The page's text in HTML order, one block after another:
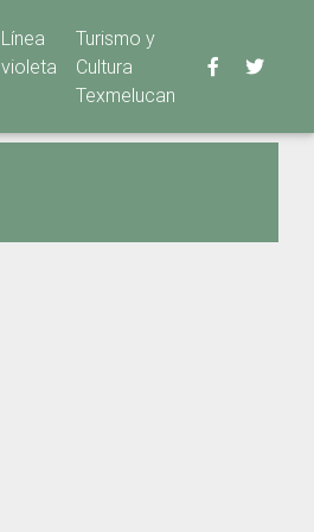
Línea
violeta
Turismo y
Cultura
Texmelucan